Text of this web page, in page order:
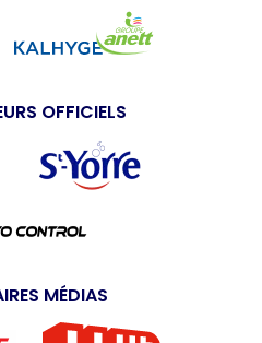
OFFICIELS
MÉDIAS